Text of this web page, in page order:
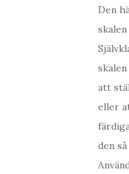
Den
att
eller
den